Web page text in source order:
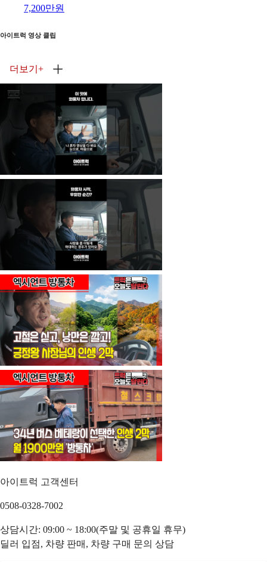
7,200만원
아이트럭 영상 클립
더보기 +
아이트럭 고객센터
0508-0328-7002
상담시간: 09:00 ~ 18:00(주말 및 공휴일 휴무)
딜러 입점, 차량 판매, 차량 구매 문의 상담